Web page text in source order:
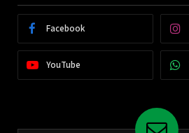
Facebook
YouTube